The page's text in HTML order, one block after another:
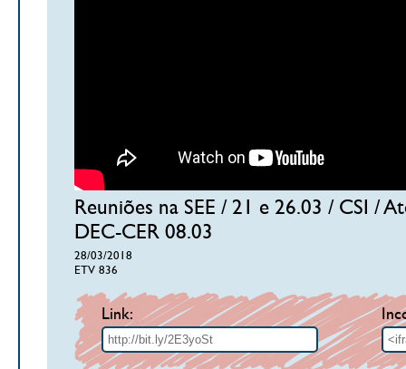
Reuniões na SEE / 21 e 26.03 / CSI /
DEC-CER 08.03
28/03/2018
ETV 836
Link: